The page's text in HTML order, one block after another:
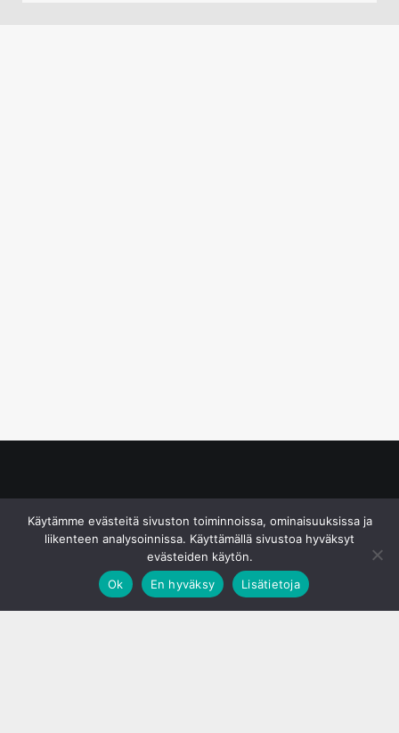
Käytämme evästeitä sivuston toiminnoissa, ominaisuuksissa ja
liikenteen analysoinnissa. Käyttämällä sivustoa hyväksyt
evästeiden käytön.
Ok
En hyväksy Lisätietoja